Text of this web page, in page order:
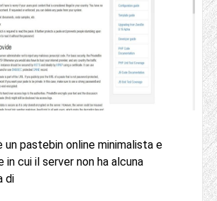
un pastebin online minimalista e
in cui il server non ha alcuna
di